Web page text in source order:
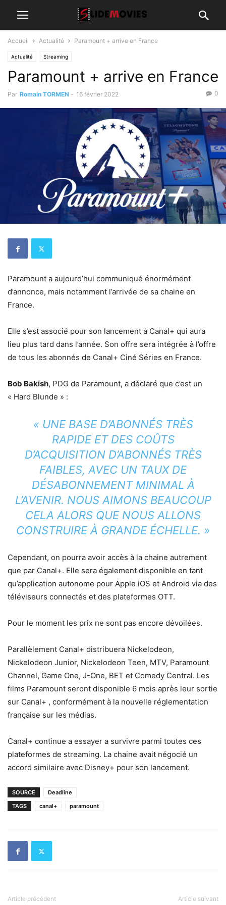
Accueil Actualité Paramount + arrive en France
Actualité Streaming
Paramount + arrive en France
Par Romain TORMEN - 16 février 2022 0
Paramount a aujourd’hui communiqué énormément
d’annonce, mais notamment l’arrivée de sa chaine en
France.
Elle s’est associé pour son lancement à Canal+ qui aura
lieu plus tard dans l’année. Son offre sera intégrée à l’offre
de tous les abonnés de Canal+ Ciné Séries en France.
Bob Bakish, PDG de Paramount, a déclaré que c’est un
« Hard Blunde » :
« UNE BASE D’ABONNÉS TRÈS
RAPIDE ET DES COÛTS
D’ACQUISITION D’ABONNÉS TRÈS
FAIBLES, AVEC UN TAUX DE
DÉSABONNEMENT MINIMAL À
L’AVENIR. NOUS AIMONS BEAUCOUP
CELA ALORS QUE NOUS ALLONS
CONSTRUIRE À GRANDE ÉCHELLE. »
Cependant, on pourra avoir accès à la chaine autrement
que par Canal+. Elle sera également disponible en tant
qu’application autonome pour Apple iOS et Android via des
téléviseurs connectés et des plateformes OTT.
Pour le moment les prix ne sont pas encore dévoilées.
Parallèlement Canal+ distribuera Nickelodeon,
Nickelodeon Junior, Nickelodeon Teen, MTV, Paramount
Channel, Game One, J-One, BET et Comedy Central. Les
films Paramount seront disponible 6 mois après leur sortie
sur Canal+ , conformément à la nouvelle réglementation
française sur les médias.
Canal+ continue a essayer a survivre parmi toutes ces
plateformes de streaming. La chaine avait négocié un
accord similaire avec Disney+ pour son lancement.
SOURCE
Deadline
TAGS
canal+ paramount
Article précédent Article suivant